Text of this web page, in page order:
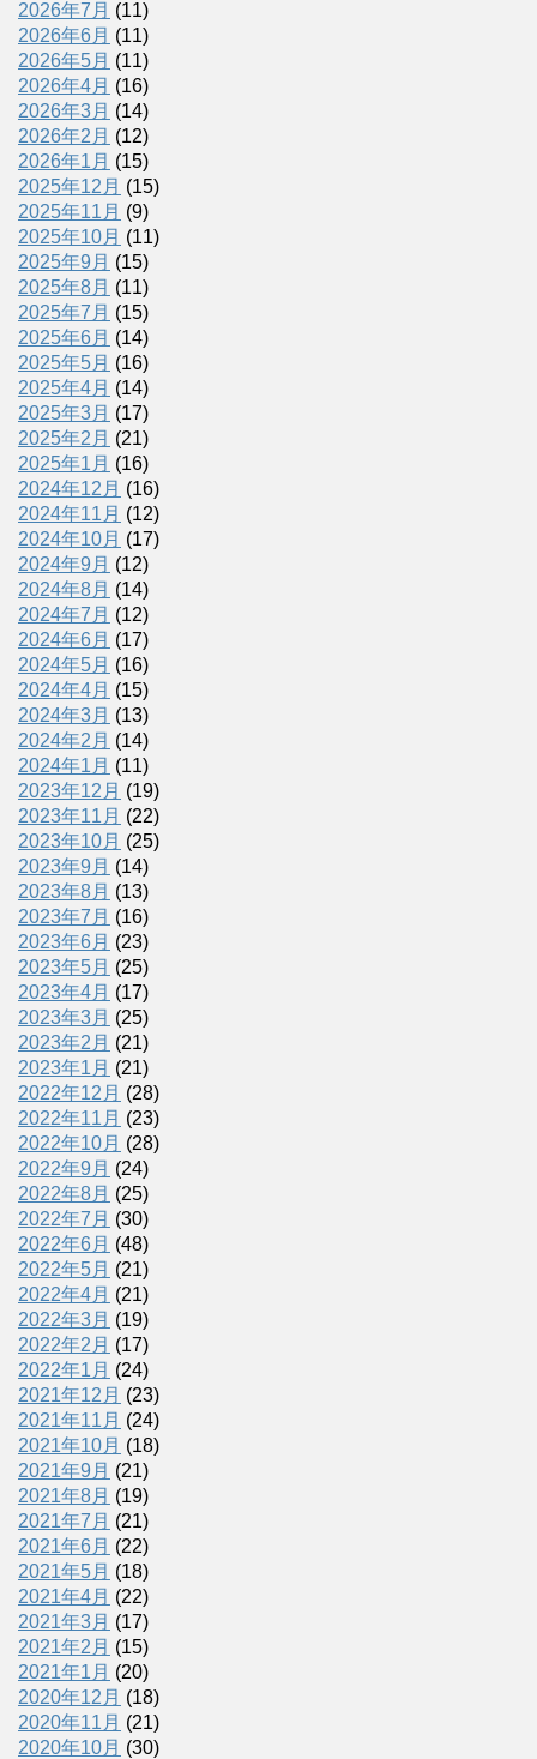
2026年7月 (11)
2026年6月 (11)
2026年5月 (11)
2026年4月 (16)
2026年3月 (14)
2026年2月 (12)
2026年1月 (15)
2025年12月 (15)
2025年11月 (9)
2025年10月 (11)
2025年9月 (15)
2025年8月 (11)
2025年7月 (15)
2025年6月 (14)
2025年5月 (16)
2025年4月 (14)
2025年3月 (17)
2025年2月 (21)
2025年1月 (16)
2024年12月 (16)
2024年11月 (12)
2024年10月 (17)
2024年9月 (12)
2024年8月 (14)
2024年7月 (12)
2024年6月 (17)
2024年5月 (16)
2024年4月 (15)
2024年3月 (13)
2024年2月 (14)
2024年1月 (11)
2023年12月 (19)
2023年11月 (22)
2023年10月 (25)
2023年9月 (14)
2023年8月 (13)
2023年7月 (16)
2023年6月 (23)
2023年5月 (25)
2023年4月 (17)
2023年3月 (25)
2023年2月 (21)
2023年1月 (21)
2022年12月 (28)
2022年11月 (23)
2022年10月 (28)
2022年9月 (24)
2022年8月 (25)
2022年7月 (30)
2022年6月 (48)
2022年5月 (21)
2022年4月 (21)
2022年3月 (19)
2022年2月 (17)
2022年1月 (24)
2021年12月 (23)
2021年11月 (24)
2021年10月 (18)
2021年9月 (21)
2021年8月 (19)
2021年7月 (21)
2021年6月 (22)
2021年5月 (18)
2021年4月 (22)
2021年3月 (17)
2021年2月 (15)
2021年1月 (20)
2020年12月 (18)
2020年11月 (21)
2020年10月 (30)